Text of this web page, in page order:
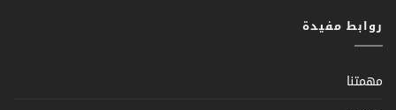
روابط مفيدة
مهمتنا